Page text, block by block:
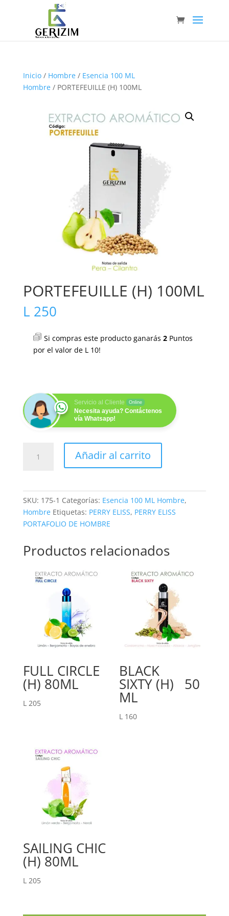
Inicio/ Hombre/ Esencia 100 ML
Hombre/ PORTEFEUILLE (H) 100ML
PORTEFEUILLE (H) 100ML
L 250
Si compras este producto ganarás 2Puntos
por el valor de L10!
Servicio al Cliente Online
Necesita ayuda? Contáctenos
vía Whatsapp!
(H) 100ML
Añadir al carrito
SKU: 175-1 Categorías: Esencia 100 ML Hombre,
Hombre Etiquetas: PERRY ELISS, PERRY ELISS
PORTAFOLIO DE HOMBRE
Productos relacionados
FULL CIRCLE
(H) 80ML
L 205
BLACK
SIXTY (H) 50
ML
L 160
SAILING CHIC
(H) 80ML
L205